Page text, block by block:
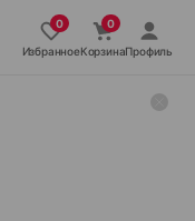
ИзбранноеКорзинаПрофиль